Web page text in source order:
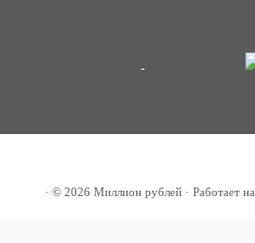
· © 2026 Миллион рублей · Работает на